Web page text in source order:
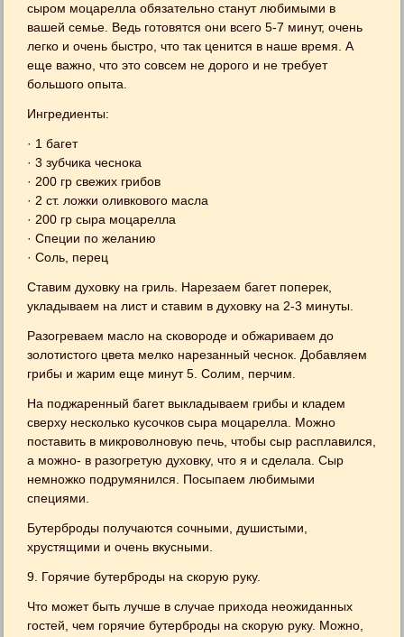
сыром моцарелла обязательно станут любимыми в
вашей семье. Ведь готовятся они всего 5-7 минут, очень
легко и очень быстро, что так ценится в наше время. А
еще важно, что это совсем не дорого и не требует
большого опыта.
Ингредиенты:
· 1 багет
· 3 зубчика чеснока
· 200 гр свежих грибов
· 2 ст. ложки оливкового масла
· 200 гр сыра моцарелла
· Специи по желанию
· Соль, перец
Ставим духовку на гриль. Нарезаем багет поперек,
укладываем на лист и ставим в духовку на 2-3 минуты.
Разогреваем масло на сковороде и обжариваем до
золотистого цвета мелко нарезанный чеснок. Добавляем
грибы и жарим еще минут 5. Солим, перчим.
На поджаренный багет выкладываем грибы и кладем
сверху несколько кусочков сыра моцарелла. Можно
поставить в микроволновую печь, чтобы сыр расплавился,
а можно- в разогретую духовку, что я и сделала. Сыр
немножко подрумянился. Посыпаем любимыми
специями.
Бутерброды получаются сочными, душистыми,
хрустящими и очень вкусными.
9. Горячие бутерброды на скорую руку.
Что может быть лучше в случае прихода неожиданных
гостей, чем горячие бутерброды на скорую руку. Можно,